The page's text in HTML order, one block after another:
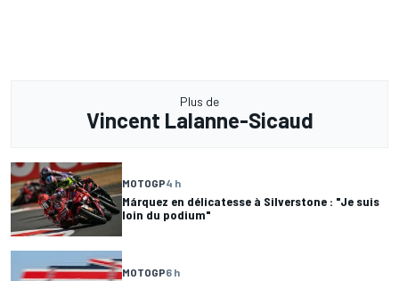
Plus de
Vincent Lalanne-Sicaud
MOTOGP4 h
Márquez en délicatesse à Silverstone : "Je suis
loin du podium"
MOTOGP6 h